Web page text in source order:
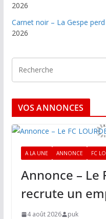
2026
Carnet noir – La Gespe
2026
VOS ANNONCES
A LA UNE ANNONCE FC
Annonce – Le
recrute un
4 août 2026 puk